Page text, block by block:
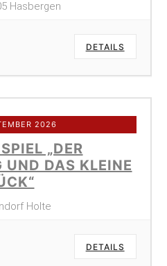
Hasbergen
DETAILS
2026
„DER
UND DAS KLEINE
Holte
DETAILS